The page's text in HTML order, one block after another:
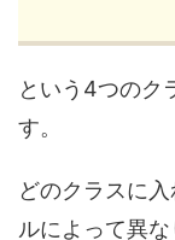
という4つのク
す。
どのクラスに
ルによって異な